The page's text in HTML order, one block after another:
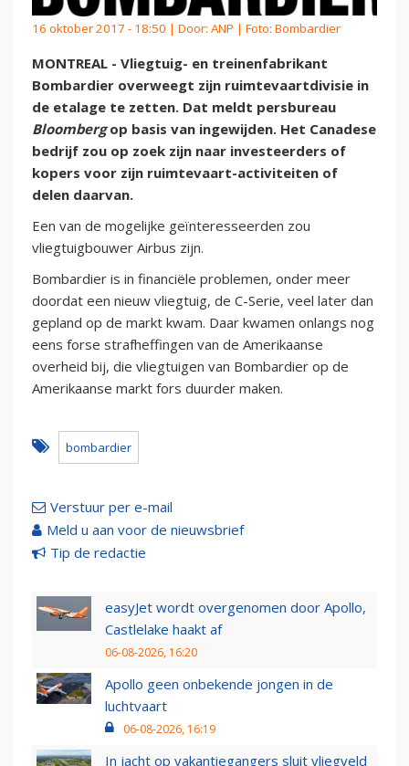
16 oktober 2017 - 18:50 | Door: ANP | Foto: Bombardier
MONTREAL - Vliegtuig- en treinenfabrikant
Bombardier overweegt zijn ruimtevaartdivisie in
de etalage te zetten. Dat meldt persbureau
Bloombergop basis van ingewijden. Het Canadese
bedrijf zou op zoek zijn naar investeerders of
kopers voor zijn ruimtevaart-activiteiten of
delen daarvan.
Een van de mogelijke geïnteresseerden zou
vliegtuigbouwer Airbus zijn.
Bombardier is in financiële problemen, onder meer
doordat een nieuw vliegtuig, de C-Serie, veel later dan
gepland op de markt kwam. Daar kwamen onlangs nog
eens forse strafheffingen van de Amerikaanse
overheid bij, die vliegtuigen van Bombardier op de
Amerikaanse markt fors duurder maken.
bombardier
Verstuur per e-mail
Meld u aan voor de nieuwsbrief
Tip de redactie
easyJet wordt overgenomen door Apollo,
Castlelake haakt af
06-08-2026, 16:20
Apollo geen onbekende jongen in de
luchtvaart
06-08-2026, 16:19
In jacht op vakantiegangers sluit vliegveld